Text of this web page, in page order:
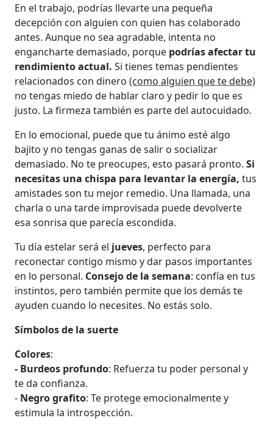
En el trabajo, podrías llevarte una pequeña
decepción con alguien con quien has colaborado
antes. Aunque no sea agradable, intenta no
engancharte demasiado, porque podrías afectar tu
rendimiento actual.Si tienes temas pendientes
relacionados con dinero(como alguien que te debe)
no tengas miedo de hablar claro y pedir lo que es
justo. La firmeza también es parte del autocuidado.
En lo emocional, puede que tu ánimo esté algo
bajito y no tengas ganas de salir o socializar
demasiado. No te preocupes, esto pasará pronto.Si
necesitas una chispa para levantar la energía, tus
amistades son tu mejor remedio. Una llamada, una
charla o una tarde improvisada puede devolverte
esa sonrisa que parecía escondida.
Tu día estelar será el jueves, perfecto para
reconectar contigo mismo y dar pasos importantes
en lo personal. Consejo de la semana: confía en tus
instintos, pero también permite que los demás te
ayuden cuando lo necesites. No estás solo.
Símbolos de la suerte
Colores:
- Burdeos profundo: Refuerza tu poder personal y
te da confianza.
- Negro grafito: Te protege emocionalmente y
estimula la introspección.